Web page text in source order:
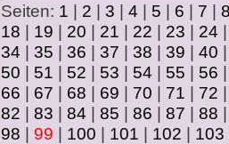
Seiten: 1 | 2 | 3 | 4 | 5 | 6 | 7 |
18 | 19 | 20 | 21 | 22 | 23 | 24
34 | 35 | 36 | 37 | 38 | 39 | 40
50 | 51 | 52 | 53 | 54 | 55 | 56
66 | 67 | 68 | 69 | 70 | 71 | 72
82 | 83 | 84 | 85 | 86 | 87 | 88
98 | 99 | 100 | 101 | 102 | 103